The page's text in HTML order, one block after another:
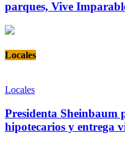
parques, Vive
Locales
Locales
Presidenta Sheinbaum
hipotecarios y entrega